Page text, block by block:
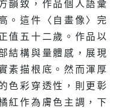
韻致，作品個人語彙
。這件〈自畫像〉完
值五十二歲。作品以
結構與量體感，展現
素描根底。然而渾厚
色彩穿透性，則更彰
紅作為膚色主調，下